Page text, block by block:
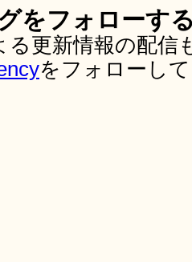
をフォローす
る更新情報の配
をフォローし